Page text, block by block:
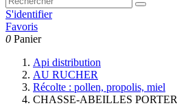
S'identifier
Favoris
0 Panier
Api distribution
AU RUCHER
Récolte : pollen, propolis, miel
CHASSE-ABEILLES PORTER